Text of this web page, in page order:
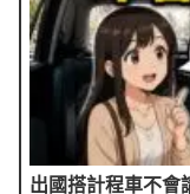
出國搭計程車不會